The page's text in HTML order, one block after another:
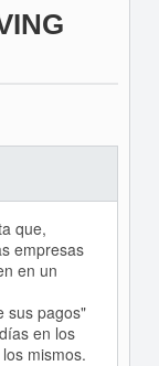
que,
empresas
en un
sus pagos"
en los
mismos.